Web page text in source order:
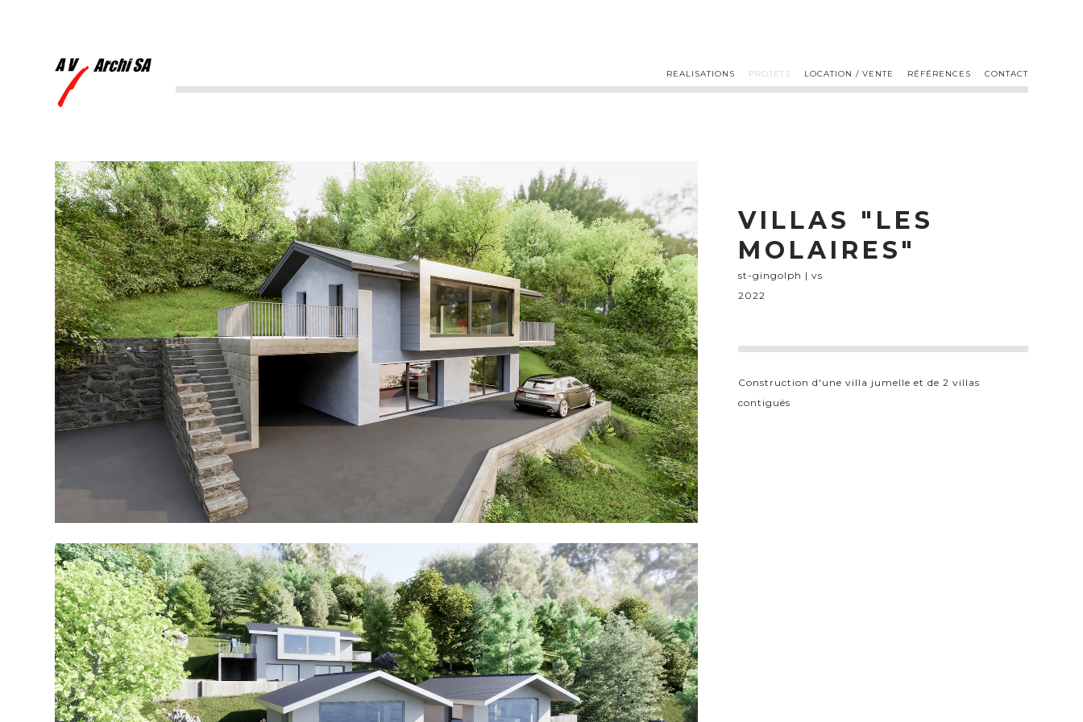
CONTACT
RÉFÉRENCES
LOCATION / VENTE
PROJETS
REALISATIONS
VILLAS "LES
MOLAIRES"
st-gingolph | vs
2022
Construction d'une villa jumelle et de 2 villas
contiguës